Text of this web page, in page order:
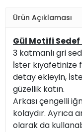
Ürün Açıklaması
Gül Motifi Sedef
3 katmanlı gri
İster
detay ekleyin,
güzellik katın.
Arkası çengelli
kolaydır. Ayrıca
olarak da